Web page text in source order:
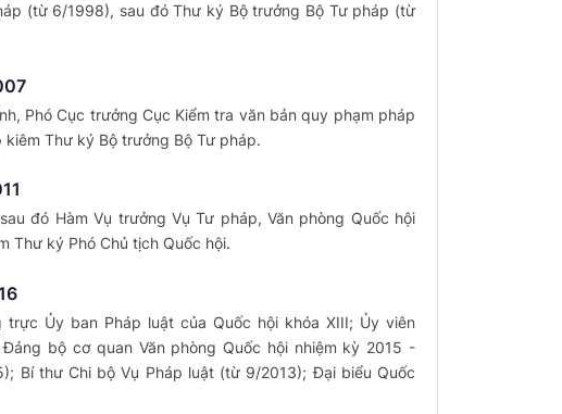
(từ 6/1998), sau đó Thư ký Bộ trưởng Bộ Tư pháp (từ
Phó Cục trưởng Cục Kiểm tra văn bản quy phạm pháp
kiêm Thư ký Bộ trưởng Bộ Tư pháp.
đó Hàm Vụ trưởng Vụ Tư pháp, Văn phòng Quốc hội
Thư ký Phó Chủ tịch Quốc hội.
trực Ủy ban Pháp luật của Quốc hội khóa XIII; Ủy viên
Đảng bộ cơ quan Văn phòng Quốc hội nhiệm kỳ 2015 -
Bí thư Chi bộ Vụ Pháp luật (từ 9/2013); Đại biểu Quốc